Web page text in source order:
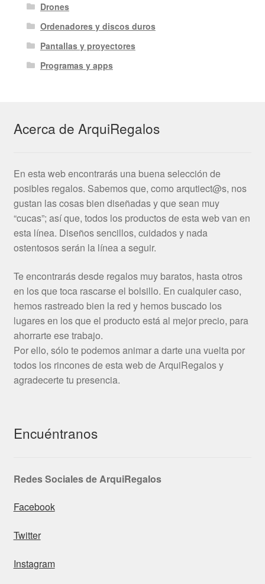
Drones
Ordenadores y discos duros
Pantallas y proyectores
Programas y apps
Acerca de ArquiRegalos
En esta web encontrarás una buena selección de
posibles regalos. Sabemos que, como arqutiect@s, nos
gustan las cosas bien diseñadas y que sean muy
“cucas”; así que, todos los productos de esta web van en
esta línea. Diseños sencillos, cuidados y nada
ostentosos serán la línea a seguir.
Te encontrarás desde regalos muy baratos, hasta otros
en los que toca rascarse el bolsillo. En cualquier caso,
hemos rastreado bien la red y hemos buscado los
lugares en los que el producto está al mejor precio, para
ahorrarte ese trabajo.
Por ello, sólo te podemos animar a darte una vuelta por
todos los rincones de esta web de ArquiRegalos y
agradecerte tu presencia.
Encuéntranos
Redes Sociales de ArquiRegalos
Facebook
Twitter
Instagram